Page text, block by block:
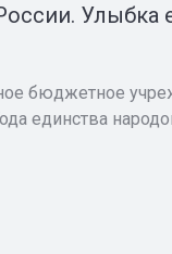
Улыбка
бюджетное
единства